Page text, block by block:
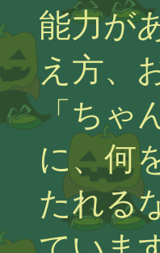
能力が
え方、
「ちゃ
に、何
たれる